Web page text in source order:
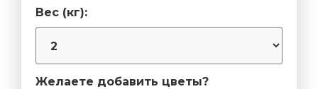
Вес (кг):
Желаете добавить цветы?